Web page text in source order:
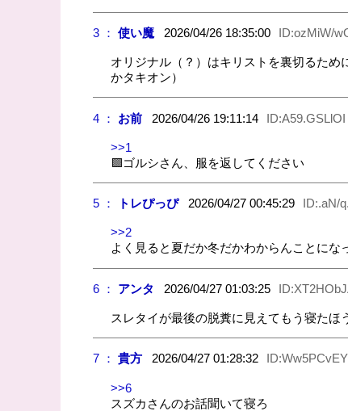
3 ： 使い魔2026/04/26 18:35:00 ID:ozMiW/
オリジナル（？）はキリストを裏切るた
かタキオン）
4 ： お前2026/04/26 19:11:14 ID:A59.GSLlOI
>>1
🟩ゴルシさん、服を返してください
5 ： トレぴっぴ2026/04/27 00:45:29 ID:.aN/
>>2
よく見ると夏だか冬だかわからんことにな
6 ： アンタ 2026/04/27 01:03:25
スレタイが最後の脱糞に見えてもう寝たほ
7 ： 貴方2026/04/27 01:28:32
>>6
スズカさんのお話聞いて寝ろ